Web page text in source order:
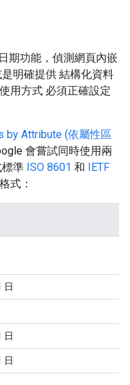
期功能，偵測網頁內嵌
明確提供 結構化資料
用方式 必須正確設定
by Attribute (依屬性區
會嘗試同時使用兩
準 ISO 8601 和 IETF
式：
日
日
日